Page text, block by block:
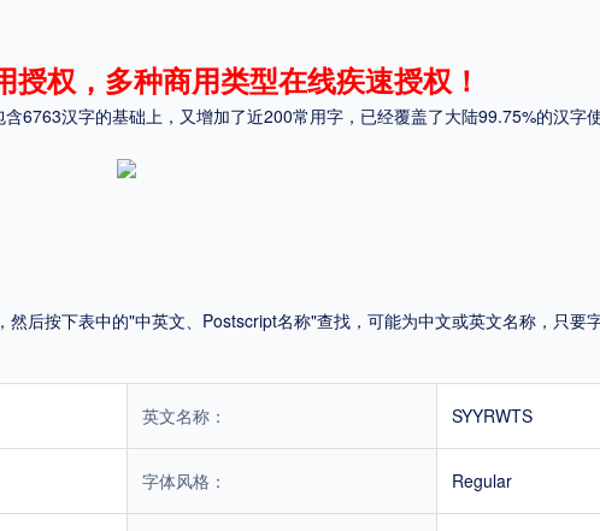
地区
权，多种商用类型在线疾速授权！
6763汉字的基础上，又增加了近200常用字，已经覆盖了大陆99.75%的汉字
后按下表中的"中英文、Postscript名称"查找，可能为中文或英文名称，只要
英文名称： SYYRWTS
字体风格： Regular